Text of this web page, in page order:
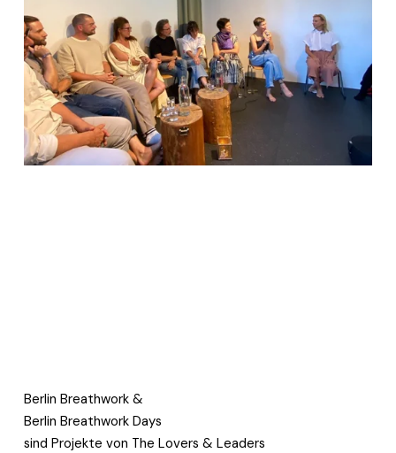
Berlin Breathwork &
Berlin Breathwork Days
sind Projekte von The Lovers & Leaders